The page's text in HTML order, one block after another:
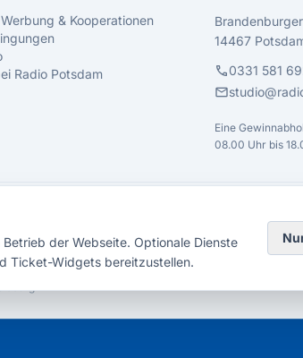
& Kooperationen
Radio Potsdam
14467
call0331 581
mail
Eine
08.00 Uhr bis
der Webseite. Optionale Dienste
Ticket-Widgets bereitzustellen.